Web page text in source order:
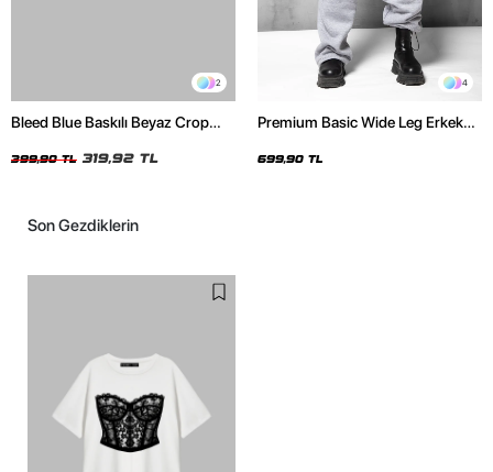
2
Bleed Blue Baskılı Beyaz Crop
399,90 TL 319,92 TL
4
Premium Basic Wide Leg Erkek
699,90 TL
Son Gezdiklerin